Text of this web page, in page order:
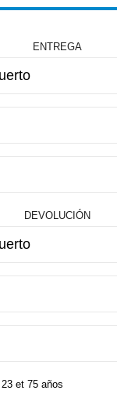
ENTREGA
DEVOLUCIÓN
et 75 años